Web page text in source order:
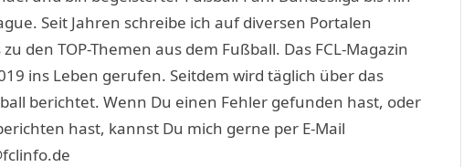
Seit Jahren schreibe ich auf diversen Portalen
den TOP-Themen aus dem Fußball. Das FCL-Magazin
ins Leben gerufen. Seitdem wird täglich über das
berichtet. Wenn Du einen Fehler gefunden hast, oder
hast, kannst Du mich gerne per E-Mail